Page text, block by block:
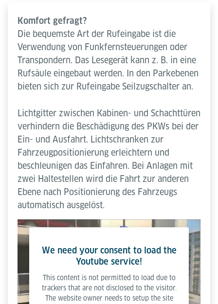
Komfort gefragt?
Die bequemste Art der Rufeingabe ist die
Verwendung von Funkfernsteuerungen oder
Transpondern. Das Lesegerät kann z. B. in eine
Rufsäule eingebaut werden. In den Parkebenen
bieten sich zur Rufeingabe Seilzugschalter an.
Lichtgitter zwischen Kabinen- und Schachttüren
verhindern die Beschädigung des PKWs bei der
Ein- und Ausfahrt. Lichtschranken zur
Fahrzeugpositionierung erleichtern und
beschleunigen das Einfahren. Bei Anlagen mit
zwei Haltestellen wird die Fahrt zur anderen
Ebene nach Positionierung des Fahrzeugs
automatisch ausgelöst.
We need your consent to load the
Youtube service!
This content is not permitted to load due to
trackers that are not disclosed to the visitor.
The website owner needs to setup the site